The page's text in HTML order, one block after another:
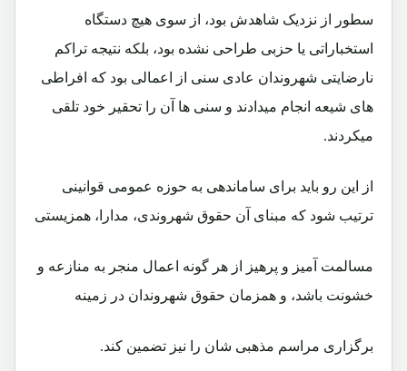
سطور از نزدیک شاهدش بود، از سوی هیچ دستگاه
استخباراتی یا حزبی طراحی نشده بود، بلکه نتیجه تراکم
نارضایتی شهروندان عادی سنی از اعمالی بود که افراطی
های شیعه انجام میدادند و سنی ها آن را تحقیر خود تلقی
میکردند.
از این رو باید برای ساماندهی به حوزه عمومی قوانینی
ترتیب شود که مبنای آن حقوق شهروندی، مدارا، همزیستی
مسالمت آمیز و پرهیز از هر گونه اعمال منجر به منازعه و
خشونت باشد، و همزمان حقوق شهروندان در زمینه
برگزاری مراسم مذهبی شان را نیز تضمین کند.